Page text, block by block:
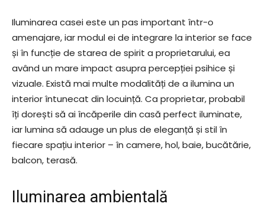
Iluminarea casei este un pas important într-o
amenajare, iar modul ei de integrare la interior se face
și în funcție de starea de spirit a proprietarului, ea
având un mare impact asupra percepției psihice și
vizuale. Există mai multe modalități de a ilumina un
interior întunecat din locuință. Ca proprietar, probabil
îți dorești să ai încăperile din casă perfect iluminate,
iar lumina să adauge un plus de eleganță și stil în
fiecare spațiu interior – în camere, hol, baie, bucătărie,
balcon, terasă.
Iluminarea ambientală